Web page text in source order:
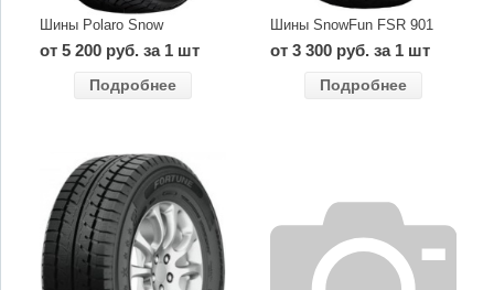
Шины Polaro Snow
от 5 200 руб. за 1 шт
Подробнее
Шины SnowFun FSR 901
от 3 300 руб. за 1 шт
Подробнее